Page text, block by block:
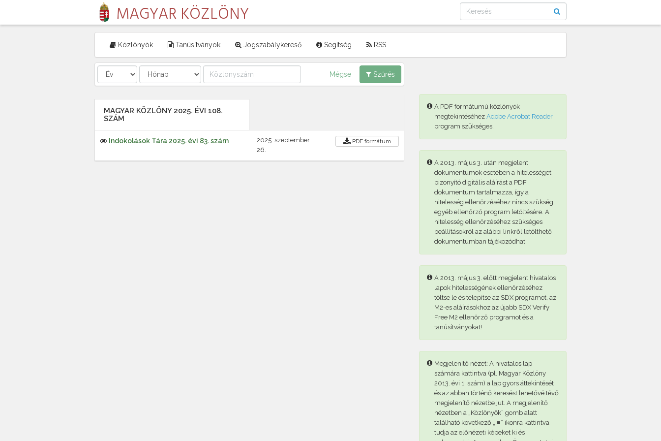
MAGYAR KÖZLÖNY
Közlönyök Tanúsítványok Jogszabálykereső Segítség RSS
Mégse Szűrés
MAGYAR KÖZLÖNY 2025. ÉVI 108.
SZÁM
Indokolások Tára 2025. évi 83. szám
2025. szeptember
26.
PDF formátum
A PDF formátumú közlönyök
megtekintéséhez Adobe Acrobat Reader
program szükséges.
A 2013. május 3. után megjelent
dokumentumok esetében a hitelességet
bizonyító digitális aláírást a PDF
dokumentum tartalmazza, így a
hitelesség ellenőrzéséhez nincs szükség
egyéb ellenőrző program letöltésére. A
hitelesség ellenőrzéséhez szükséges
beállításokról az alábbi linkről letölthető
dokumentumban tájékozódhat.
A 2013. május 3. előtt megjelent hivatalos
lapok hitelességének ellenőrzéséhez
töltse le és telepítse az SDX programot, az
M2-es aláírásokhoz az újabb SDX Verify
Free M2 ellenőrző programot és a
tanúsítványokat!
Megjelenítő nézet: A hivatalos lap
számára kattintva (pl. Magyar Közlöny
2013. évi 1. szám) a lap gyors áttekintését
és az abban történő keresést lehetővé tévő
megjelenítő nézetbe jut. A megjelenítő
nézetben a „Közlönyök” gomb alatt
található következő „:≡” ikonra kattintva
tudja az előnézeti képeket ki és